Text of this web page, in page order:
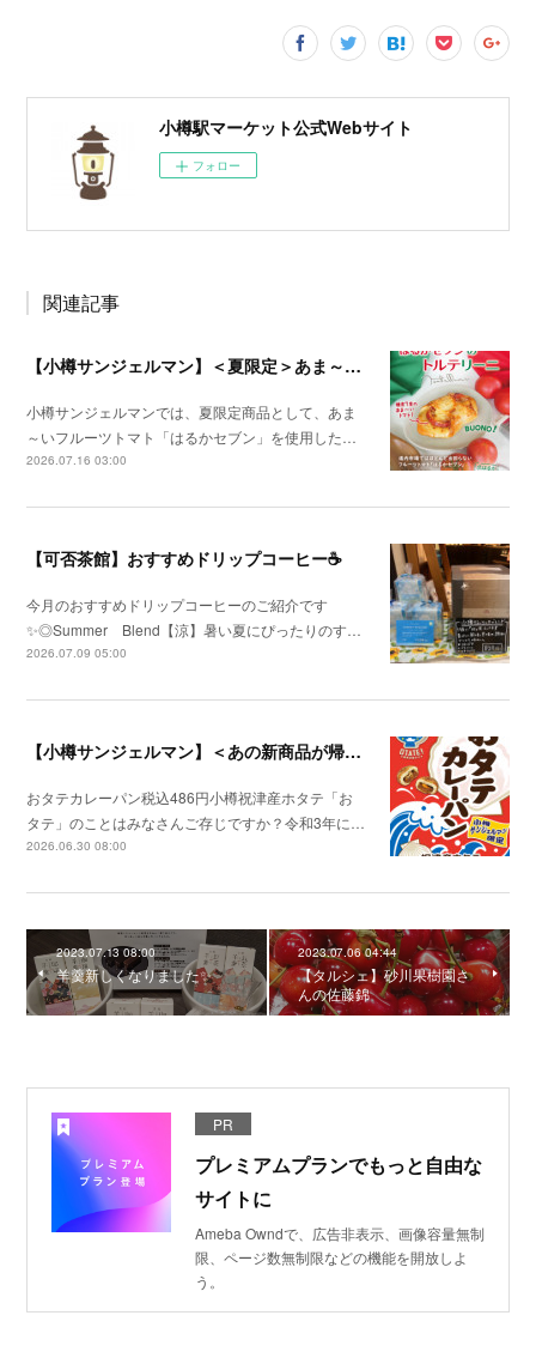
小樽駅マーケット公式Webサイト
フォロー
関連記事
【小樽サンジェルマン】＜夏限定＞あま～いフルーツトマトを使用した「トルテリーニ」を期間限定で発売予定！
小樽サンジェルマンでは、夏限定商品として、あま
～いフルーツトマト「はるかセブン」を使用した…
2026.07.16 03:00
【可否茶館】おすすめドリップコーヒー☕
今月のおすすめドリップコーヒーのご紹介です
✨◎Summer Blend【涼】暑い夏にぴったりのす…
2026.07.09 05:00
【小樽サンジェルマン】＜あの新商品が帰ってきたぁぁぁぁぁ!!＞小樽祝津産ホタテ使用「おタテカレーパン」、2026年7月1日新発売！
おタテカレーパン税込486円小樽祝津産ホタテ「お
タテ」のことはみなさんご存じですか？令和3年に…
2026.06.30 08:00
2023.07.13 08:00
羊羹新しくなりました✨️
2023.07.06 04:44
【タルシェ】砂川果樹園さ
んの佐藤錦
PR
プレミアムプランでもっと自由な
サイトに
Ameba Owndで、広告非表示、画像容量無制
限、ページ数無制限などの機能を開放しよ
う。